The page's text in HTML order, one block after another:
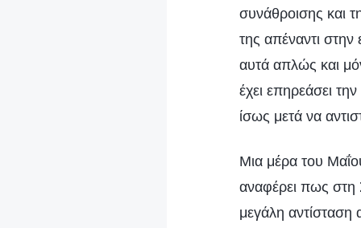
συνάθροισης και
της απέναντι
αυτά απλώς και
έχει επηρεάσει
ίσως μετά να
Μια μέρα του
αναφέρει πως στη
μεγάλη αντίσταση